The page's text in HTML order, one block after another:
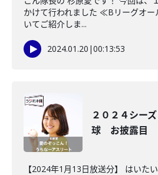
かけて行われました ≪Bリーグオ
いてご紹介しま...
2024.01.20 |00:13:53
２０２４シー
球 お披露目
【2024年1月13日放送分】 はいた